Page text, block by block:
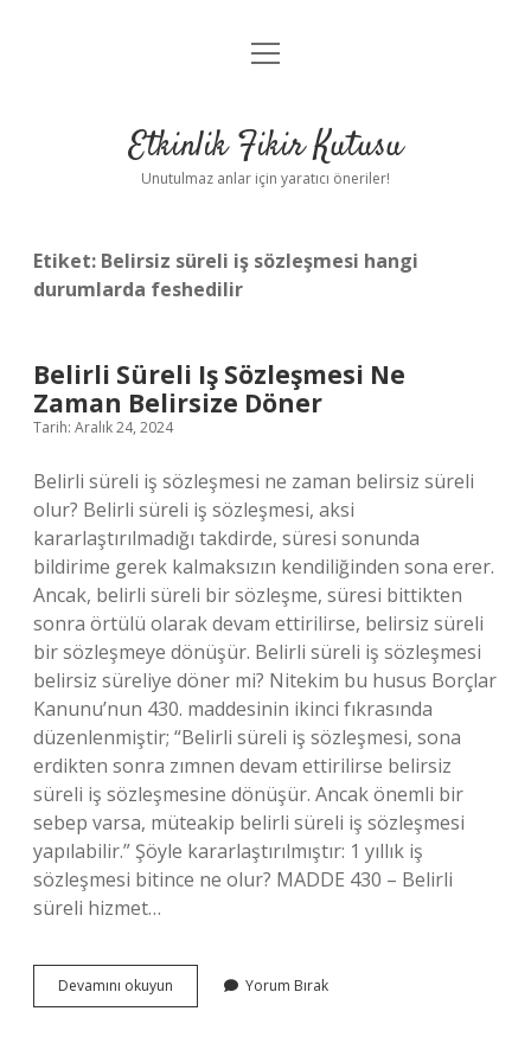
Anasayfa
Yasal Uyarı
menüyü
Etkinlik Fikir Kutusu
Unutulmaz anlar için yaratıcı öneriler!
Etiket: Belirsiz süreli iş sözleşmesi hangi
durumlarda feshedilir
Belirli Süreli Iş Sözleşmesi Ne
Zaman Belirsize Döner
Tarih: Aralık 24, 2024
Belirli süreli iş sözleşmesi ne zaman belirsiz süreli
olur? Belirli süreli iş sözleşmesi, aksi
kararlaştırılmadığı takdirde, süresi sonunda
bildirime gerek kalmaksızın kendiliğinden sona erer.
Ancak, belirli süreli bir sözleşme, süresi bittikten
sonra örtülü olarak devam ettirilirse, belirsiz süreli
bir sözleşmeye dönüşür. Belirli süreli iş sözleşmesi
belirsiz süreliye döner mi? Nitekim bu husus Borçlar
Kanunu’nun 430. maddesinin ikinci fıkrasında
düzenlenmiştir; “Belirli süreli iş sözleşmesi, sona
erdikten sonra zımnen devam ettirilirse belirsiz
süreli iş sözleşmesine dönüşür. Ancak önemli bir
sebep varsa, müteakip belirli süreli iş sözleşmesi
yapılabilir.” Şöyle kararlaştırılmıştır: 1 yıllık iş
sözleşmesi bitince ne olur? MADDE 430 – Belirli
süreli hizmet…
Devamını okuyun
Süreli
Yorum Bırak